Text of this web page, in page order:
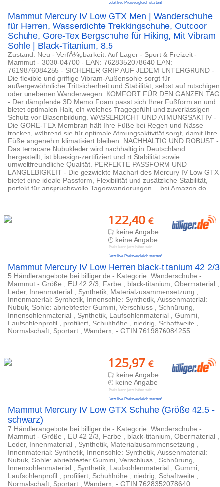
Jetzt live Preisvergleich starten!
Mammut Mercury IV Low GTX Men | Wanderschuhe
für Herren, Wasserdichte Trekkingschuhe, Outdoor
Schuhe, Gore-Tex Bergschuhe für Hiking, Mit Vibram
Sohle | Black-Titanium, 8.5
Zustand: Neu - VerfÃ¼gbarkeit: Auf Lager - Sport & Freizeit -
Mammut - 3030-04700 - EAN: 7628352078640 EAN:
7619876084255 - SICHERER GRIP AUF JEDEM UNTERGRUND -
Die flexible und griffige Vibram-Außensohle sorgt für
außergewöhnliche Trittsicherheit und Stabilität, selbst auf rutschigen
oder unebenen Wanderwegen. KOMFORT FÜR DEN GANZEN TAG
- Der dämpfende 3D Memo Foam passt sich Ihrer Fußform an und
bietet optimalen Halt, ein weiches Tragegefühl und zuverlässigen
Schutz vor Blasenbildung. WASSERDICHT UND ATMUNGSAKTIV -
Die GORE-TEX Membran hält Ihre Füße bei Regen und Nässe
trocken, während sie für optimale Atmungsaktivität sorgt, damit Ihre
Füße angenehm klimatisiert bleiben. NACHHALTIG UND ROBUST -
Das terracare Nubukleder wird nachhaltig in Deutschland
hergestellt, ist bluesign-zertifiziert und rt Stabilität sowie
umweltfreundliche Qualität. PERFEKTE PASSFORM UND
LANGLEBIGKEIT - Die gezwickte Machart des Mercury IV Low GTX
bietet eine ideale Passform, Flexibilität und zusätzliche Stabilität,
perfekt für anspruchsvolle Tageswanderungen. - bei Amazon.de
122,40 €
keine Angabe
keine Angabe
Preis kann jetzt höher sein
Jetzt live Preisvergleich starten!
Mammut Mercury IV Low Herren black-titanium 42 2/3
5 Händlerangebote bei billiger.de - Kategorie: Wanderschuhe -
Mammut - Größe , EU 42 2/3, Farbe , black-titanium, Obermaterial ,
Leder, Innenmaterial , Synthetik, Materialzusammensetzung ,
Innenmaterial: Synthetik, Innensohle: Synthetik, Aussenmaterial:
Nubuk, Sohle: abriebfester Gummi, Verschluss , Schnürung,
Innensohlenmaterial , Synthetik, Laufsohlenmaterial , Gummi,
Laufsohlenprofil , profiliert, Schuhhöhe , niedrig, Schaftweite ,
Normalschaft, Sportart , Wandern, - GTIN:7619876084255
125,97 €
keine Angabe
keine Angabe
Preis kann jetzt höher sein
Jetzt live Preisvergleich starten!
Mammut Mercury IV Low GTX Schuhe (Größe 42.5 -
schwarz)
7 Händlerangebote bei billiger.de - Kategorie: Wanderschuhe -
Mammut - Größe , EU 42 2/3, Farbe , black-titanium, Obermaterial ,
Leder, Innenmaterial , Synthetik, Materialzusammensetzung ,
Innenmaterial: Synthetik, Innensohle: Synthetik, Aussenmaterial:
Nubuk, Sohle: abriebfester Gummi, Verschluss , Schnürung,
Innensohlenmaterial , Synthetik, Laufsohlenmaterial , Gummi,
Laufsohlenprofil , profiliert, Schuhhöhe , niedrig, Schaftweite ,
Normalschaft, Sportart , Wandern, - GTIN:7628352078640